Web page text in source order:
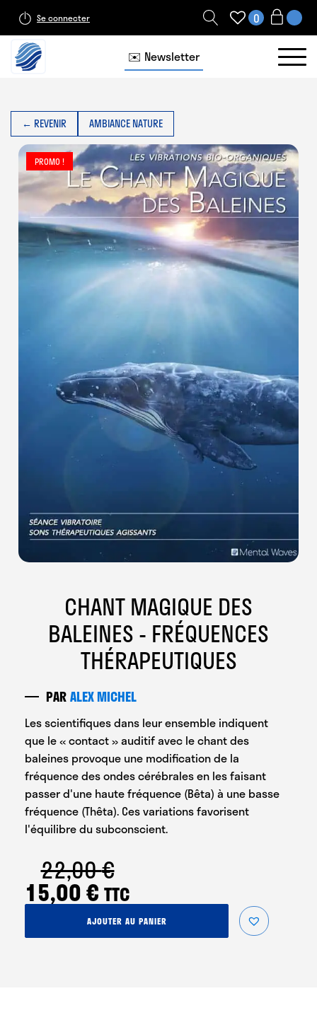
Se connecter 0
✉️ Newsletter
← REVENIR AMBIANCE NATURE
PROMO !
CHANT MAGIQUE DES
BALEINES - FRÉQUENCES
THÉRAPEUTIQUES
PARALEX MICHEL
Les scientifiques dans leur ensemble indiquent
que le « contact » auditif avec le chant des
baleines provoque une modification de la
fréquence des ondes cérébralesen les faisant
passer d'une haute fréquence (Bêta) à une basse
fréquence (Thêta). Ces variations favorisent
l'équilibre du subconscient.
22,00€
Le
prix
initial
15,00€Le
prix
actuel
TTC
AJOUTER AU PANIER